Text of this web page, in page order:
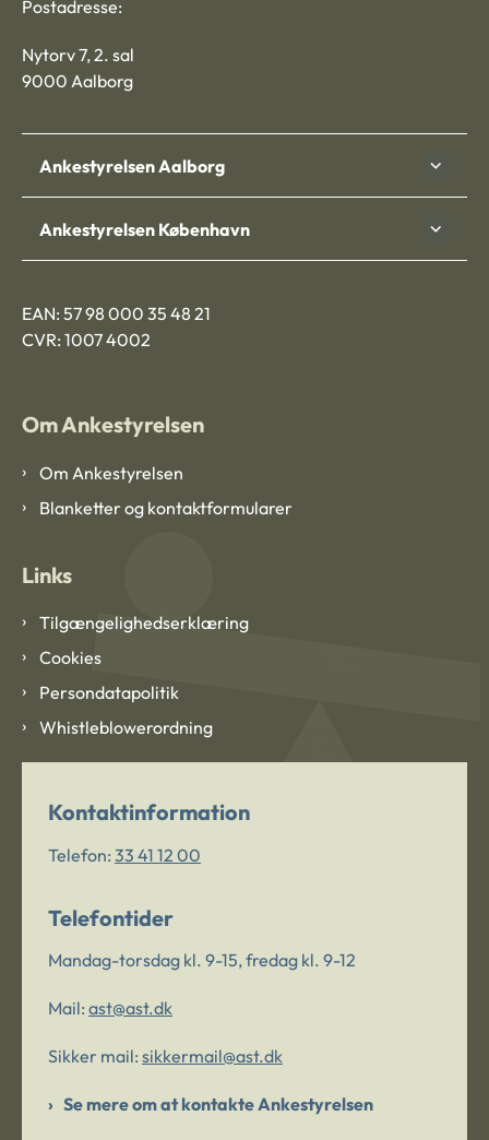
Postadresse:
Nytorv 7, 2. sal
9000 Aalborg
Ankestyrelsen Aalborg
Ankestyrelsen København
EAN: 57 98 000 35 48 21
CVR: 1007 4002
Om Ankestyrelsen
Om Ankestyrelsen
Blanketter og kontaktformularer
Links
Tilgængelighedserklæring
Cookies
Persondatapolitik
Whistleblowerordning
Kontaktinformation
Telefon: 33 41 12 00
Telefontider
Mandag-torsdag kl. 9-15, fredag kl. 9-12
Mail: ast@ast.dk
Sikker mail: sikkermail@ast.dk
Se mere om at kontakte Ankestyrelsen